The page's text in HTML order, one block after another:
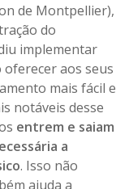
de Montpellier),
do
implementar
oferecer aos seus
mais fácil e
notáveis desse
entrem e saiam
a
. Isso não
ajuda a